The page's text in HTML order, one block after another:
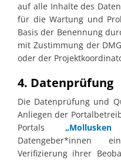
auf alle Inhalte des
für die Wartung und
Basis der Benennung
mit Zustimmung der
oder der
4. Datenprüfung
Die Datenprüfung und
Anliegen der
Portals „Mollusken
Datengeber*innen
Verifizierung ihrer